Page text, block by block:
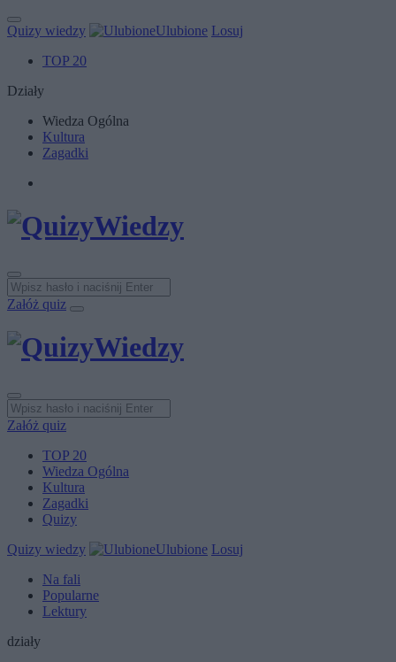
Quizy wiedzy Ulubione Losuj
TOP 20
Działy
Wiedza Ogólna
Kultura
Zagadki
Załóż quiz
Załóż quiz
TOP 20
Wiedza Ogólna
Kultura
Zagadki
Quizy
Quizy wiedzy
Ulubione Losuj
Na fali
Popularne
Lektury
działy